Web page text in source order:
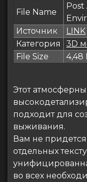
File Name
Post
Источник
LINK
Категория
3D
File Size
4,48
Этот
подходит для
выживания.
Вам не
отдельных
во всех